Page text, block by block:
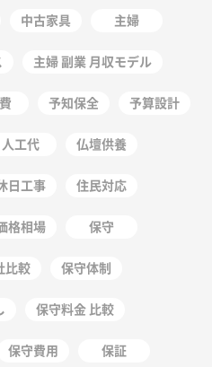
中古家具 主婦
主婦 副業 月収モデル
予知保全 予算設計
人工代 仏壇供養
日工事 住民対応
格相場 保守
比較 保守体制
保守料金 比較
保守費用 保証